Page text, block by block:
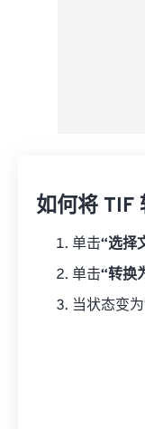
如何将 TIF
单击“选择
单击“转换
当状态变